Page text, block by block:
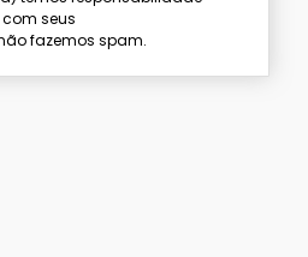
com seus
fazemos spam.